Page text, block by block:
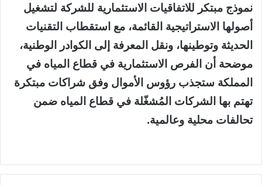
نموذج مبتكر للاتفاقيات الاستثمارية للشركة لتشغيل
أصولها الاستراتيجية القائمة، مع استقطاب التقنيات
الحديثة وتوطينها، ونقل المعرفة إلى الكوادر الوطنية،
موضحة أن الفرص الاستثمارية في قطاع المياه في
المملكة ستجذب رؤوس الأموال وفق شراكات مبتكرة
تهتم بها الشركات المُشغّلة في قطاع المياه ضمن
تحالفات محلية وعالمية.